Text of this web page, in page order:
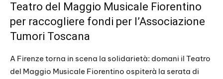
Teatro del Maggio Musicale Fiorentino
per raccogliere fondi per l’Associazione
Tumori Toscana
A Firenze torna in scena la solidarietà: domani il Teatro
del Maggio Musicale Fiorentino ospiterà la serata di